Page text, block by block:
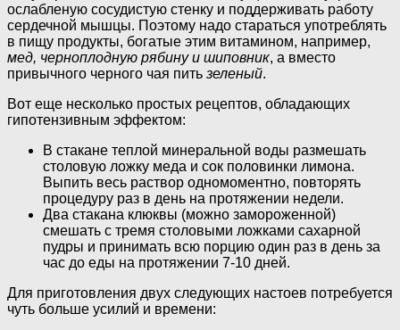
ослабленую сосудистую стенку и поддерживать работу
сердечной мышцы. Поэтому надо стараться употреблять
в пищу продукты, богатые этим витамином, например,
мед, черноплодную рябину и шиповник, а вместо
привычного черного чая пить зеленый.
Вот еще несколько простых рецептов, обладающих
гипотензивным эффектом:
В стакане теплой минеральной воды размешать
столовую ложку меда и сок половинки лимона.
Выпить весь раствор одномоментно, повторять
процедуру раз в день на протяжении недели.
Два стакана клюквы (можно замороженной)
смешать с тремя столовыми ложками сахарной
пудры и принимать всю порцию один раз в день за
час до еды на протяжении 7-10 дней.
Для приготовления двух следующих настоев потребуется
чуть больше усилий и времени: